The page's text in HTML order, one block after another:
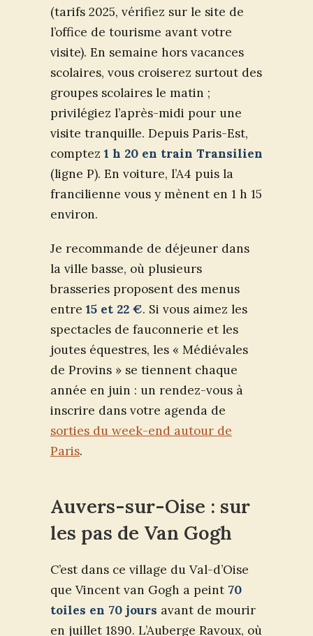
(tarifs 2025, vérifiez sur le site de
l’office de tourisme avant votre
visite). En semaine hors vacances
scolaires, vous croiserez surtout des
groupes scolaires le matin ;
privilégiez l’après-midi pour une
visite tranquille. Depuis Paris-Est,
comptez 1 h 20 en train Transilien
(ligne P). En voiture, l’A4 puis la
francilienne vous y mènent en 1 h 15
environ.
Je recommande de déjeuner dans
la ville basse, où plusieurs
brasseries proposent des menus
entre 15 et 22 €. Si vous aimez les
spectacles de fauconnerie et les
joutes équestres, les « Médiévales
de Provins » se tiennent chaque
année en juin : un rendez-vous à
inscrire dans votre agenda de
sorties du week-end autour de
Paris.
Auvers-sur-Oise : sur
les pas de Van Gogh
C’est dans ce village du Val-d’Oise
que Vincent van Gogh a peint 70
toiles en 70 jours avant de mourir
en juillet 1890. L’Auberge Ravoux, où